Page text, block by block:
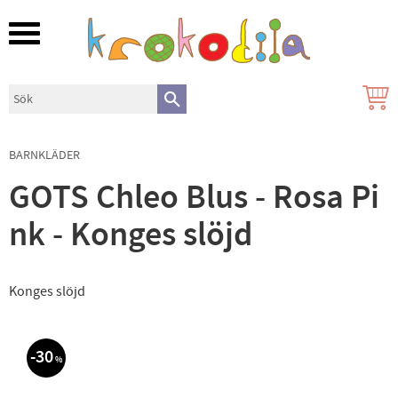
Meny
BARNKLÄDER
GOTS Chleo Blus - Rosa Pi
nk - Konges slöjd
Konges slöjd
30%